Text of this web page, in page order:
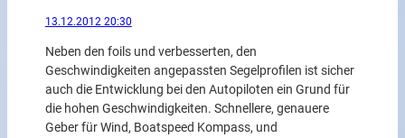
13.12.2012 20:30
Neben den foils und verbesserten, den
Geschwindigkeiten angepassten Segelprofilen ist sicher
auch die Entwicklung bei den Autopiloten ein Grund für
die hohen Geschwindigkeiten. Schnellere, genauere
Geber für Wind, Boatspeed Kompass, und